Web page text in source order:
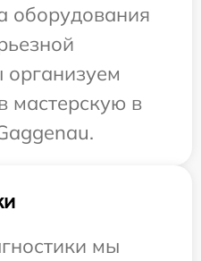
оборудования
организуем
мастерскую в
мы